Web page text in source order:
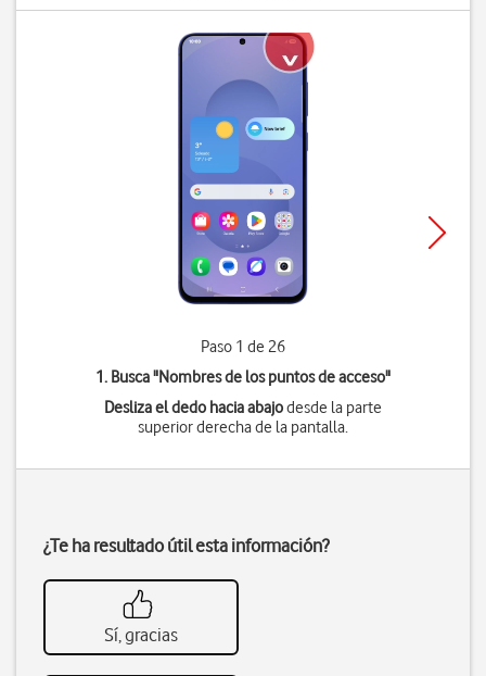
Paso 1 de 26
1. Busca "Nombres de los puntos de acceso"
Desliza el dedo hacia abajodesde la parte
superior derecha de la pantalla.
¿Te ha resultado útil esta información?
Sí, gracias